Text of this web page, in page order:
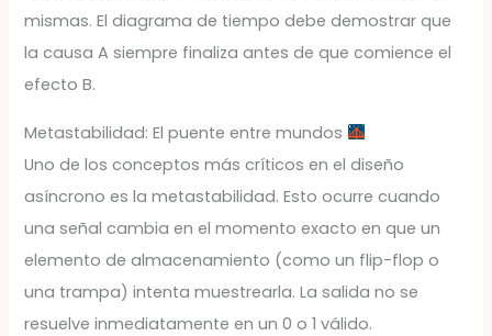
mismas. El diagrama de tiempo debe demostrar que
la causa A siempre finaliza antes de que comience el
efecto B.
Metastabilidad: El puente entre mundos
Uno de los conceptos más críticos en el diseño
asíncrono es la metastabilidad. Esto ocurre cuando
una señal cambia en el momento exacto en que un
elemento de almacenamiento (como un flip-flop o
una trampa) intenta muestrearla. La salida no se
resuelve inmediatamente en un 0 o 1 válido.